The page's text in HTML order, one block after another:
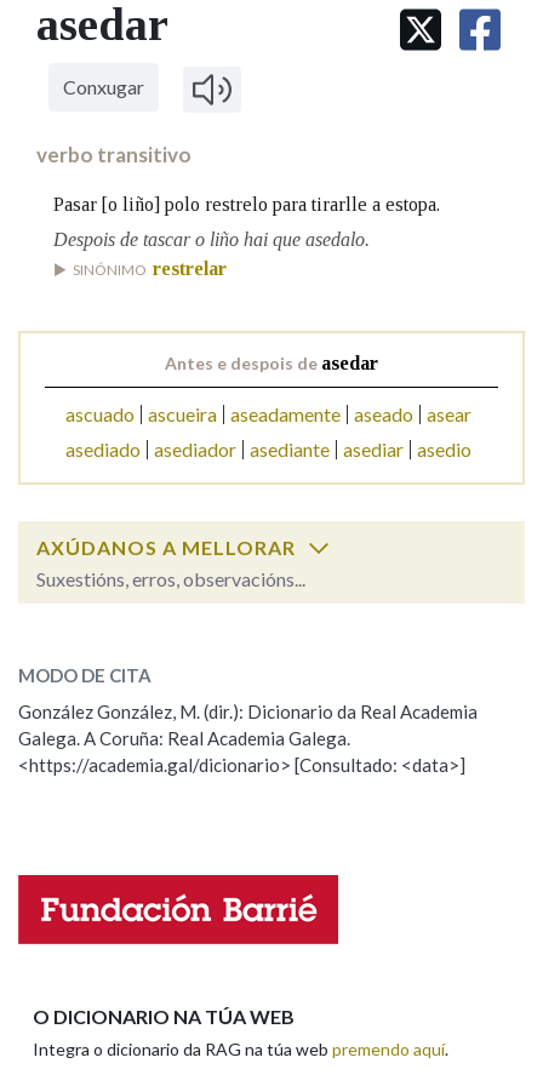
IDENTIDADE CORPORATIVA
MARCIAL DEL ADALID
FIGURAS HOMENAXEADAS
Facebook
TwitterYoutubeInstagram
Bluesky
BUSCAR NOS LEMAS
Comeza por
Contén
BUSCAR NO CONTIDO
Nas definicións
Nos exemplos
Na fraseoloxía
OUTRAS OPCIÓNS DE BUSCA
Marcas gramaticais
asedar
Conxugar
verbo transitivo
Pasar [o liño] polo restrelo para tirarlle a estopa.
Despois de tascar o liño hai que asedalo.
SINÓNIMO restrelar
Antes e despois de asedar
ascuado ascueira aseadamente aseado asear
asediado asediador asediante asediar asedio
AXÚDANOS A MELLORAR
Suxestións, erros, observacións...
ESCOLLE UNHA OPCIÓN:
Observación Hai un erro na palabra
Propoño mellorar a definición
Nome
MODO DE CITA
González González, M. (dir.): Dicionario da Real Academia
Galega. A Coruña: Real Academia Galega.
<https://academia.gal/dicionario> [Consultado: <data>]
O DICIONARIO NA TÚA WEB
Integra o dicionario da RAG na túa web premendo aquí.